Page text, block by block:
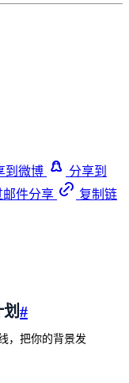
到微博
分享到
邮件分享
复制链
#
，把你的背景发